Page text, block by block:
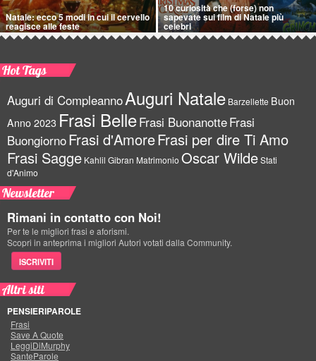
Natale: ecco 5 modi in cui il cervello
reagisce alle feste
10 curiosità che (forse) non
sapevate sui film di Natale più
celebri
Hot Tags
Auguri di CompleannoAuguri Natale Barzellette Buon
Anno 2023 Frasi BelleFrasi BuonanotteFrasi
BuongiornoFrasi d'AmoreFrasi per dire Ti Amo
Frasi Sagge Kahlil Gibran Matrimonio Oscar WildeStati
d'Animo
Newsletter
Rimani in contatto con Noi!
Per te le migliori frasi e aforismi.
Scopri in anteprima i migliori Autori votati dalla Community.
ISCRIVITI
Altri siti
PENSIERIPAROLE
Frasi
Save A Quote
LeggiDiMurphy
SanteParole